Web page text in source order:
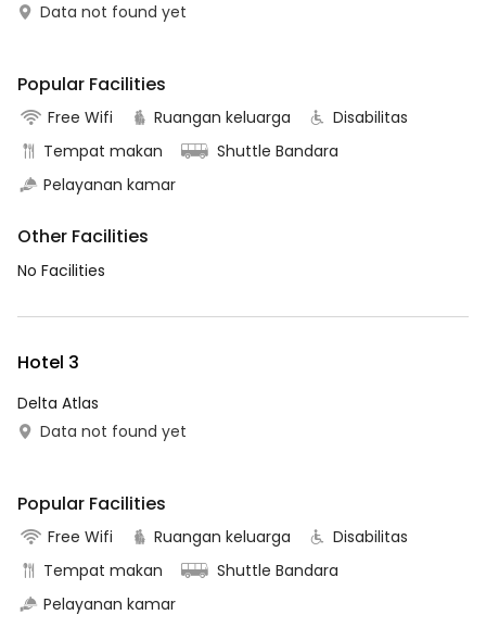
Data not found yet
Popular Facilities
Free Wifi Ruangan keluarga
Disabilitas
Tempat makan
Shuttle Bandara
Pelayanan kamar
Other Facilities
No Facilities
Hotel 3
Delta Atlas
Data not found yet
Popular Facilities
Free Wifi Ruangan keluarga
Disabilitas
Tempat makan
Shuttle Bandara
Pelayanan kamar